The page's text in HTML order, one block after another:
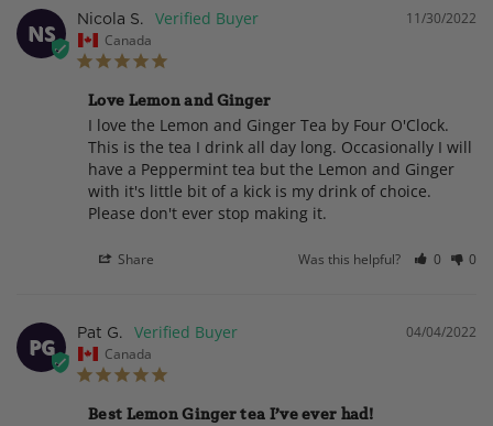
NS
11/30/2022
Nicola S.
Canada
Love Lemon and Ginger
I love the Lemon and Ginger Tea by Four O'Clock.
This is the tea I drink all day long. Occasionally I will
have a Peppermint tea but the Lemon and Ginger
with it's little bit of a kick is my drink of choice.
Please don't ever stop making it.
Share Was this helpful? 0 0
PG
04/04/2022
Pat G.
Canada
Best Lemon Ginger tea I’ve ever had!